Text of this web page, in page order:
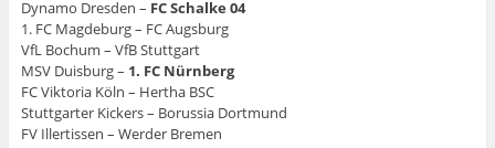
Dynamo Dresden – FC Schalke 04
1. FC Magdeburg – FC Augsburg
VfL Bochum – VfB Stuttgart
MSV Duisburg – 1. FC Nürnberg
FC Viktoria Köln – Hertha BSC
Stuttgarter Kickers – Borussia Dortmund
FV Illertissen – Werder Bremen